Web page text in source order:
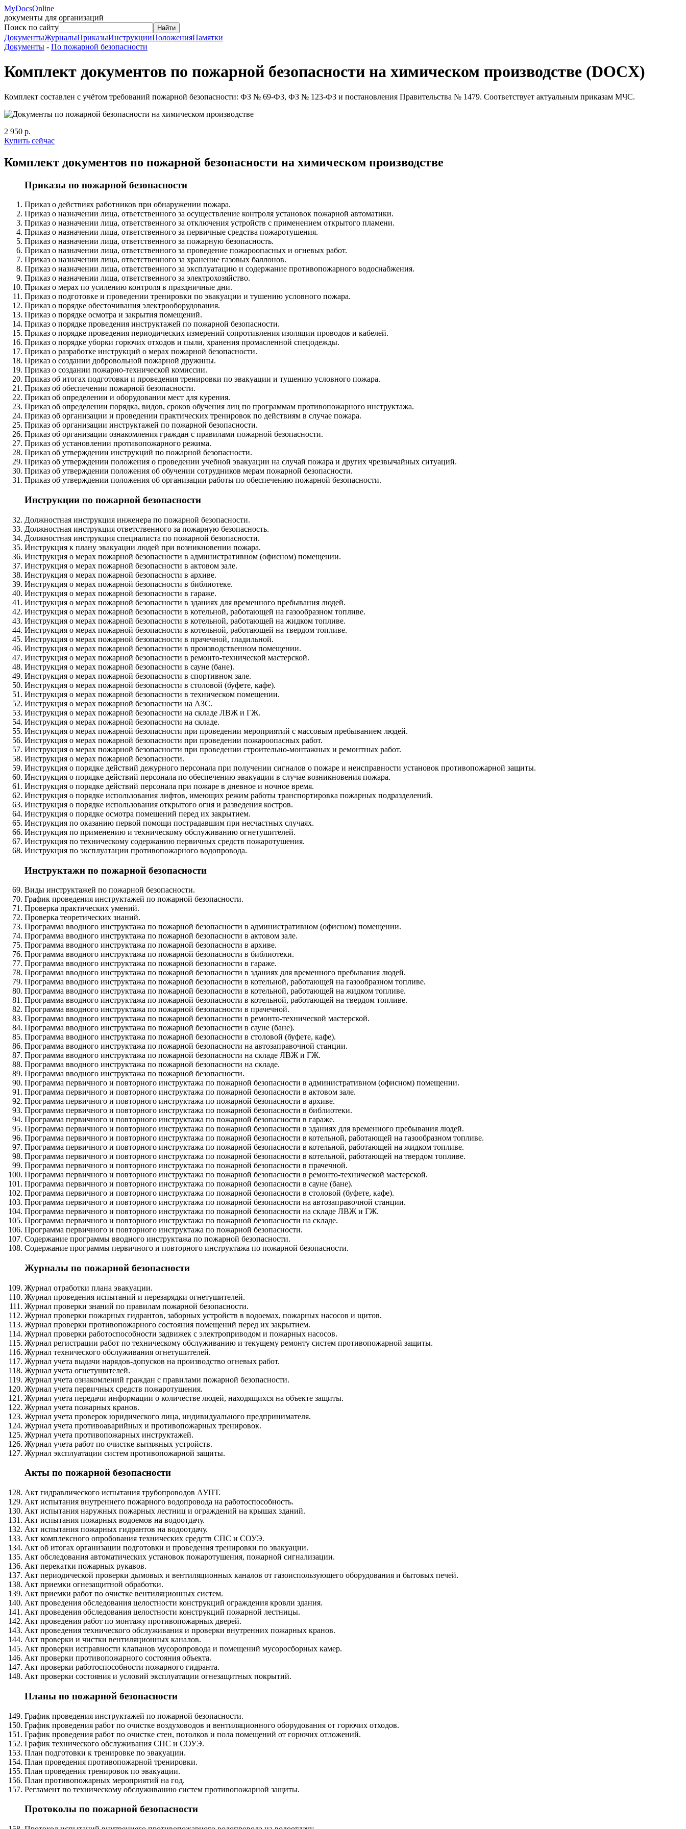
MyDocsOnline
документы для организаций
Поиск по сайту
Найти
ДокументыЖурналыПриказыИнструкцииПоложенияПамятки
Документы - По пожарной безопасности
Комплект документов по пожарной безопасности на химическом производстве (DOCX)
Комплект составлен с учётом требований пожарной безопасности: ФЗ № 69-ФЗ, ФЗ № 123-ФЗ и постановления Правительства № 1479. Соответствует актуальным приказам МЧС.
2 950 р.
Купить сейчас
Комплект документов по пожарной безопасности на химическом производстве
Приказы по пожарной безопасности
Приказ о действиях работников при обнаружении пожара.
Приказ о назначении лица, ответственного за осуществление контроля установок пожарной автоматики.
Приказ о назначении лица, ответственного за отключения устройств с применением открытого пламени.
Приказ о назначении лица, ответственного за первичные средства пожаротушения.
Приказ о назначении лица, ответственного за пожарную безопасность.
Приказ о назначении лица, ответственного за проведение пожароопасных и огневых работ.
Приказ о назначении лица, ответственного за хранение газовых баллонов.
Приказ о назначении лица, ответственного за эксплуатацию и содержание противопожарного водоснабжения.
Приказ о назначении лица, ответственного за электрохозяйство.
Приказ о мерах по усилению контроля в праздничные дни.
Приказ о подготовке и проведении тренировки по эвакуации и тушению условного пожара.
Приказ о порядке обесточивания электрооборудования.
Приказ о порядке осмотра и закрытия помещений.
Приказ о порядке проведения инструктажей по пожарной безопасности.
Приказ о порядке проведения периодических измерений сопротивления изоляции проводов и кабелей.
Приказ о порядке уборки горючих отходов и пыли, хранения промасленной спецодежды.
Приказ о разработке инструкций о мерах пожарной безопасности.
Приказ о создании добровольной пожарной дружины.
Приказ о создании пожарно-технической комиссии.
Приказ об итогах подготовки и проведения тренировки по эвакуации и тушению условного пожара.
Приказ об обеспечении пожарной безопасности.
Приказ об определении и оборудовании мест для курения.
Приказ об определении порядка, видов, сроков обучения лиц по программам противопожарного инструктажа.
Приказ об организации и проведении практических тренировок по действиям в случае пожара.
Приказ об организации инструктажей по пожарной безопасности.
Приказ об организации ознакомления граждан с правилами пожарной безопасности.
Приказ об установлении противопожарного режима.
Приказ об утверждении инструкций по пожарной безопасности.
Приказ об утверждении положения о проведении учебной эвакуации на случай пожара и других чрезвычайных ситуаций.
Приказ об утверждении положения об обучении сотрудников мерам пожарной безопасности.
Приказ об утверждении положения об организации работы по обеспечению пожарной безопасности.
Инструкции по пожарной безопасности
Должностная инструкция инженера по пожарной безопасности.
Должностная инструкция ответственного за пожарную безопасность.
Должностная инструкция специалиста по пожарной безопасности.
Инструкция к плану эвакуации людей при возникновении пожара.
Инструкция о мерах пожарной безопасности в административном (офисном) помещении.
Инструкция о мерах пожарной безопасности в актовом зале.
Инструкция о мерах пожарной безопасности в архиве.
Инструкция о мерах пожарной безопасности в библиотеке.
Инструкция о мерах пожарной безопасности в гараже.
Инструкция о мерах пожарной безопасности в зданиях для временного пребывания людей.
Инструкция о мерах пожарной безопасности в котельной, работающей на газообразном топливе.
Инструкция о мерах пожарной безопасности в котельной, работающей на жидком топливе.
Инструкция о мерах пожарной безопасности в котельной, работающей на твердом топливе.
Инструкция о мерах пожарной безопасности в прачечной, гладильной.
Инструкция о мерах пожарной безопасности в производственном помещении.
Инструкция о мерах пожарной безопасности в ремонто-технической мастерской.
Инструкция о мерах пожарной безопасности в сауне (бане).
Инструкция о мерах пожарной безопасности в спортивном зале.
Инструкция о мерах пожарной безопасности в столовой (буфете, кафе).
Инструкция о мерах пожарной безопасности в техническом помещении.
Инструкция о мерах пожарной безопасности на АЗС.
Инструкция о мерах пожарной безопасности на складе ЛВЖ и ГЖ.
Инструкция о мерах пожарной безопасности на складе.
Инструкция о мерах пожарной безопасности при проведении мероприятий с массовым пребыванием людей.
Инструкция о мерах пожарной безопасности при проведении пожароопасных работ.
Инструкция о мерах пожарной безопасности при проведении строительно-монтажных и ремонтных работ.
Инструкция о мерах пожарной безопасности.
Инструкция о порядке действий дежурного персонала при получении сигналов о пожаре и неисправности установок противопожарной защиты.
Инструкция о порядке действий персонала по обеспечению эвакуации в случае возникновения пожара.
Инструкция о порядке действий персонала при пожаре в дневное и ночное время.
Инструкция о порядке использования лифтов, имеющих режим работы транспортировка пожарных подразделений.
Инструкция о порядке использования открытого огня и разведения костров.
Инструкция о порядке осмотра помещений перед их закрытием.
Инструкция по оказанию первой помощи пострадавшим при несчастных случаях.
Инструкция по применению и техническому обслуживанию огнетушителей.
Инструкция по техническому содержанию первичных средств пожаротушения.
Инструкция по эксплуатации противопожарного водопровода.
Инструктажи по пожарной безопасности
Виды инструктажей по пожарной безопасности.
График проведения инструктажей по пожарной безопасности.
Проверка практических умений.
Проверка теоретических знаний.
Программа вводного инструктажа по пожарной безопасности в административном (офисном) помещении.
Программа вводного инструктажа по пожарной безопасности в актовом зале.
Программа вводного инструктажа по пожарной безопасности в архиве.
Программа вводного инструктажа по пожарной безопасности в библиотеки.
Программа вводного инструктажа по пожарной безопасности в гараже.
Программа вводного инструктажа по пожарной безопасности в зданиях для временного пребывания людей.
Программа вводного инструктажа по пожарной безопасности в котельной, работающей на газообразном топливе.
Программа вводного инструктажа по пожарной безопасности в котельной, работающей на жидком топливе.
Программа вводного инструктажа по пожарной безопасности в котельной, работающей на твердом топливе.
Программа вводного инструктажа по пожарной безопасности в прачечной.
Программа вводного инструктажа по пожарной безопасности в ремонто-технической мастерской.
Программа вводного инструктажа по пожарной безопасности в сауне (бане).
Программа вводного инструктажа по пожарной безопасности в столовой (буфете, кафе).
Программа вводного инструктажа по пожарной безопасности на автозаправочной станции.
Программа вводного инструктажа по пожарной безопасности на складе ЛВЖ и ГЖ.
Программа вводного инструктажа по пожарной безопасности на складе.
Программа вводного инструктажа по пожарной безопасности.
Программа первичного и повторного инструктажа по пожарной безопасности в административном (офисном) помещении.
Программа первичного и повторного инструктажа по пожарной безопасности в актовом зале.
Программа первичного и повторного инструктажа по пожарной безопасности в архиве.
Программа первичного и повторного инструктажа по пожарной безопасности в библиотеки.
Программа первичного и повторного инструктажа по пожарной безопасности в гараже.
Программа первичного и повторного инструктажа по пожарной безопасности в зданиях для временного пребывания людей.
Программа первичного и повторного инструктажа по пожарной безопасности в котельной, работающей на газообразном топливе.
Программа первичного и повторного инструктажа по пожарной безопасности в котельной, работающей на жидком топливе.
Программа первичного и повторного инструктажа по пожарной безопасности в котельной, работающей на твердом топливе.
Программа первичного и повторного инструктажа по пожарной безопасности в прачечной.
Программа первичного и повторного инструктажа по пожарной безопасности в ремонто-технической мастерской.
Программа первичного и повторного инструктажа по пожарной безопасности в сауне (бане).
Программа первичного и повторного инструктажа по пожарной безопасности в столовой (буфете, кафе).
Программа первичного и повторного инструктажа по пожарной безопасности на автозаправочной станции.
Программа первичного и повторного инструктажа по пожарной безопасности на складе ЛВЖ и ГЖ.
Программа первичного и повторного инструктажа по пожарной безопасности на складе.
Программа первичного и повторного инструктажа по пожарной безопасности.
Содержание программы вводного инструктажа по пожарной безопасности.
Содержание программы первичного и повторного инструктажа по пожарной безопасности.
Журналы по пожарной безопасности
Журнал отработки плана эвакуации.
Журнал проведения испытаний и перезарядки огнетушителей.
Журнал проверки знаний по правилам пожарной безопасности.
Журнал проверки пожарных гидрантов, заборных устройств в водоемах, пожарных насосов и щитов.
Журнал проверки противопожарного состояния помещений перед их закрытием.
Журнал проверки работоспособности задвижек с электроприводом и пожарных насосов.
Журнал регистрации работ по техническому обслуживанию и текущему ремонту систем противопожарной защиты.
Журнал технического обслуживания огнетушителей.
Журнал учета выдачи нарядов-допусков на производство огневых работ.
Журнал учета огнетушителей.
Журнал учета ознакомлений граждан с правилами пожарной безопасности.
Журнал учета первичных средств пожаротушения.
Журнал учета передачи информации о количестве людей, находящихся на объекте защиты.
Журнал учета пожарных кранов.
Журнал учета проверок юридического лица, индивидуального предпринимателя.
Журнал учета противоаварийных и противопожарных тренировок.
Журнал учета противопожарных инструктажей.
Журнал учета работ по очистке вытяжных устройств.
Журнал эксплуатации систем противопожарной защиты.
Акты по пожарной безопасности
Акт гидравлического испытания трубопроводов АУПТ.
Акт испытания внутреннего пожарного водопровода на работоспособность.
Акт испытания наружных пожарных лестниц и ограждений на крышах зданий.
Акт испытания пожарных водоемов на водоотдачу.
Акт испытания пожарных гидрантов на водоотдачу.
Акт комплексного опробования технических средств СПС и СОУЭ.
Акт об итогах организации подготовки и проведения тренировки по эвакуации.
Акт обследования автоматических установок пожаротушения, пожарной сигнализации.
Акт перекатки пожарных рукавов.
Акт периодической проверки дымовых и вентиляционных каналов от газоиспользующего оборудования и бытовых печей.
Акт приемки огнезащитной обработки.
Акт приемки работ по очистке вентиляционных систем.
Акт проведения обследования целостности конструкций ограждения кровли здания.
Акт проведения обследования целостности конструкций пожарной лестницы.
Акт проведения работ по монтажу противопожарных дверей.
Акт проведения технического обслуживания и проверки внутренних пожарных кранов.
Акт проверки и чистки вентиляционных каналов.
Акт проверки исправности клапанов мусоропровода и помещений мусоросборных камер.
Акт проверки противопожарного состояния объекта.
Акт проверки работоспособности пожарного гидранта.
Акт проверки состояния и условий эксплуатации огнезащитных покрытий.
Планы по пожарной безопасности
График проведения инструктажей по пожарной безопасности.
График проведения работ по очистке воздуховодов и вентиляционного оборудования от горючих отходов.
График проведения работ по очистке стен, потолков и пола помещений от горючих отложений.
График технического обслуживания СПС и СОУЭ.
План подготовки к тренировке по эвакуации.
План проведения противопожарной тренировки.
План проведения тренировок по эвакуации.
План противопожарных мероприятий на год.
Регламент по техническому обслуживанию систем противопожарной защиты.
Протоколы по пожарной безопасности